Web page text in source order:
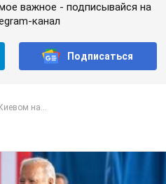
важное - подписывайся на
канал
Подписаться
на...